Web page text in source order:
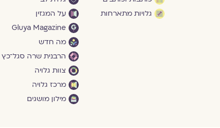
גלויות מתארחות
על המגזין
Gluya Magazine
מה חדש
הרבנית שרה סגל־כץ
צוות גלויה
מרכז גלויה
מילון מושגים